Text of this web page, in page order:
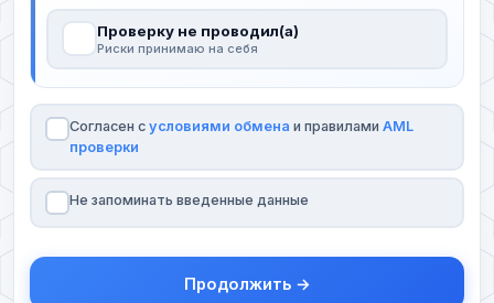
Проверку не проводил(а)
Риски принимаю на себя
Согласен с условиями обмена и правилами AML
проверки
Не запоминать введенные данные
Продолжить →